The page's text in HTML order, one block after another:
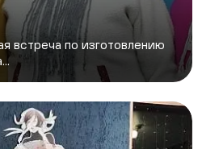
встреча по изготовлению